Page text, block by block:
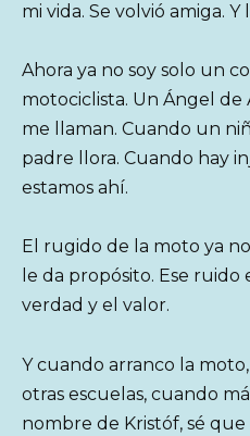
mi vida. Se volvió amiga.
Ahora ya no soy solo un
motociclista. Un Ángel de
me llaman. Cuando un
padre llora. Cuando hay
estamos ahí.
El rugido de la moto ya
le da propósito. Ese ruido
verdad y el valor.
Y cuando arranco la
otras escuelas, cuando
nombre de Kristóf, sé que